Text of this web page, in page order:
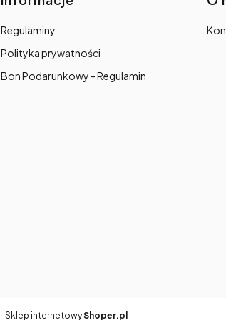
Regulaminy
Polityka prywatności
Bon Podarunkowy - Regulamin
Sklep internetowyShoper.pl